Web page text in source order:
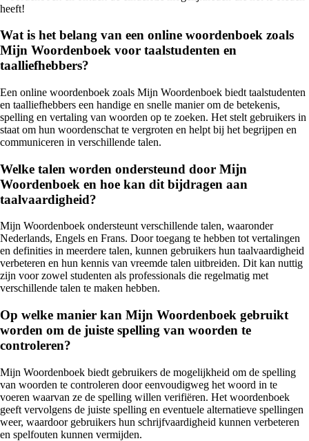
heeft!
Wat is het belang van een online woordenboek zoals
Mijn Woordenboek voor taalstudenten en
taalliefhebbers?
Een online woordenboek zoals Mijn Woordenboek biedt taalstudenten
en taalliefhebbers een handige en snelle manier om de betekenis,
spelling en vertaling van woorden op te zoeken. Het stelt gebruikers in
staat om hun woordenschat te vergroten en helpt bij het begrijpen en
communiceren in verschillende talen.
Welke talen worden ondersteund door Mijn
Woordenboek en hoe kan dit bijdragen aan
taalvaardigheid?
Mijn Woordenboek ondersteunt verschillende talen, waaronder
Nederlands, Engels en Frans. Door toegang te hebben tot vertalingen
en definities in meerdere talen, kunnen gebruikers hun taalvaardigheid
verbeteren en hun kennis van vreemde talen uitbreiden. Dit kan nuttig
zijn voor zowel studenten als professionals die regelmatig met
verschillende talen te maken hebben.
Op welke manier kan Mijn Woordenboek gebruikt
worden om de juiste spelling van woorden te
controleren?
Mijn Woordenboek biedt gebruikers de mogelijkheid om de spelling
van woorden te controleren door eenvoudigweg het woord in te
voeren waarvan ze de spelling willen verifiëren. Het woordenboek
geeft vervolgens de juiste spelling en eventuele alternatieve spellingen
weer, waardoor gebruikers hun schrijfvaardigheid kunnen verbeteren
en spelfouten kunnen vermijden.